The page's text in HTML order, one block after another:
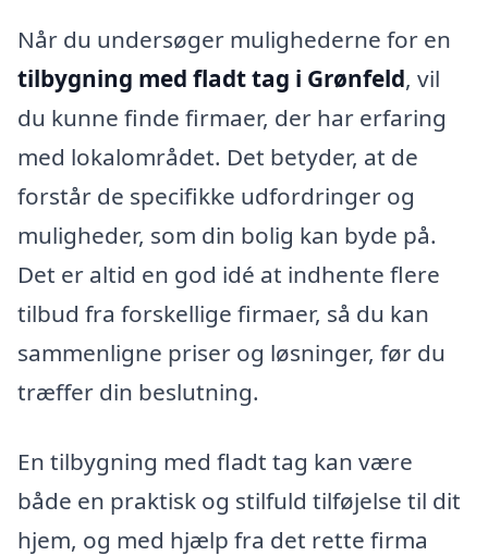
Når du undersøger mulighederne for en
tilbygning med fladt tag i Grønfeld, vil
du kunne finde firmaer, der har erfaring
med lokalområdet. Det betyder, at de
forstår de specifikke udfordringer og
muligheder, som din bolig kan byde på.
Det er altid en god idé at indhente flere
tilbud fra forskellige firmaer, så du kan
sammenligne priser og løsninger, før du
træffer din beslutning.
En tilbygning med fladt tag kan være
både en praktisk og stilfuld tilføjelse til dit
hjem, og med hjælp fra det rette firma